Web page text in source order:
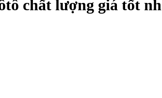
chất lượng giá tốt